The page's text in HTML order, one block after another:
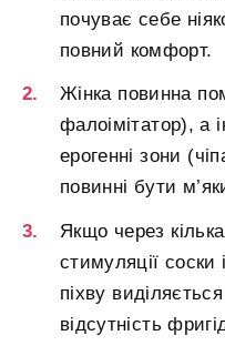
почуває себе
повний комфорт.
Жінка повинна
фалоімітатор), а
ерогенні зони
повинні бути
Якщо через
стимуляції соски
піхву
відсутність